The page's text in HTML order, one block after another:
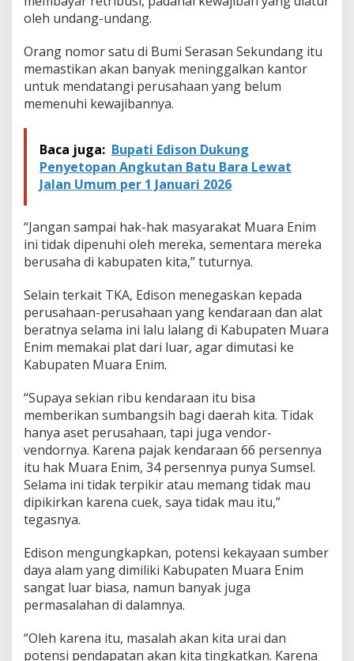
i
b
a
n
R
r
i
b
T
K
A
oleh undang-undang.
Orang nomor satu di Bumi Serasan Sekundang itu
memastikan akan banyak meninggalkan kantor
untuk mendatangi perusahaan yang belum
memenuhi kewajibannya.
Baca juga: Bupati Edison Dukung
Penyetopan Angkutan Batu Bara Lewat
Jalan Umum per 1 Januari 2026
“Jangan sampai hak-hak masyarakat Muara Enim
ini tidak dipenuhi oleh mereka, sementara mereka
berusaha di kabupaten kita,” tuturnya.
Selain terkait TKA, Edison menegaskan kepada
perusahaan-perusahaan yang kendaraan dan alat
beratnya selama ini lalu lalang di Kabupaten Muara
Enim memakai plat dari luar, agar dimutasi ke
Kabupaten Muara Enim.
“Supaya sekian ribu kendaraan itu bisa
memberikan sumbangsih bagi daerah kita. Tidak
hanya aset perusahaan, tapi juga vendor-
vendornya. Karena pajak kendaraan 66 persennya
itu hak Muara Enim, 34 persennya punya Sumsel.
Selama ini tidak terpikir atau memang tidak mau
dipikirkan karena cuek, saya tidak mau itu,”
tegasnya.
Edison mengungkapkan, potensi kekayaan sumber
daya alam yang dimiliki Kabupaten Muara Enim
sangat luar biasa, namun banyak juga
permasalahan di dalamnya.
“Oleh karena itu, masalah akan kita urai dan
potensi pendapatan akan kita tingkatkan. Karena